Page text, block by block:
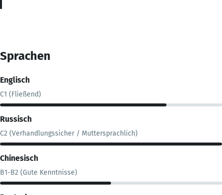
Sprachen
Englisch
C1 (Fließend)
Russisch
C2 (Verhandlungssicher / Muttersprachlich)
Chinesisch
B1-B2 (Gute Kenntnisse)